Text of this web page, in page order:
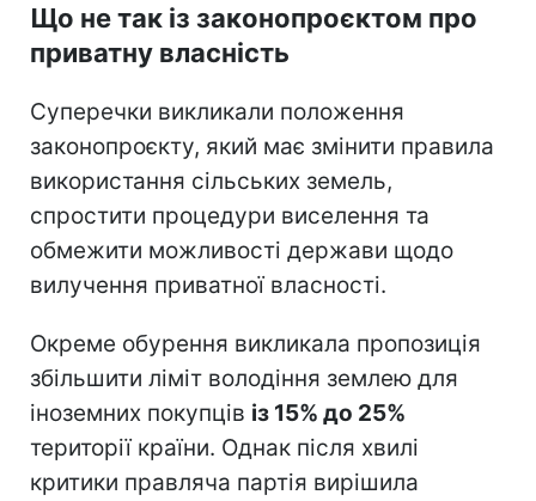
Що не так із законопроєктом про
приватну власність
Суперечки викликали положення
законопроєкту, який має змінити правила
використання сільських земель,
спростити процедури виселення та
обмежити можливості держави щодо
вилучення приватної власності.
Окреме обурення викликала пропозиція
збільшити ліміт володіння землею для
іноземних покупців із 15% до 25%
території країни. Однак після хвилі
критики правляча партія вирішила